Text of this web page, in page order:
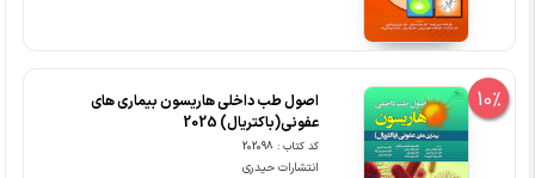
10%
اصول طب داخلی هاریسون بیماری های
عفونی(باکتریال) 2025
کد کتاب : 202098
انتشارات حیدری